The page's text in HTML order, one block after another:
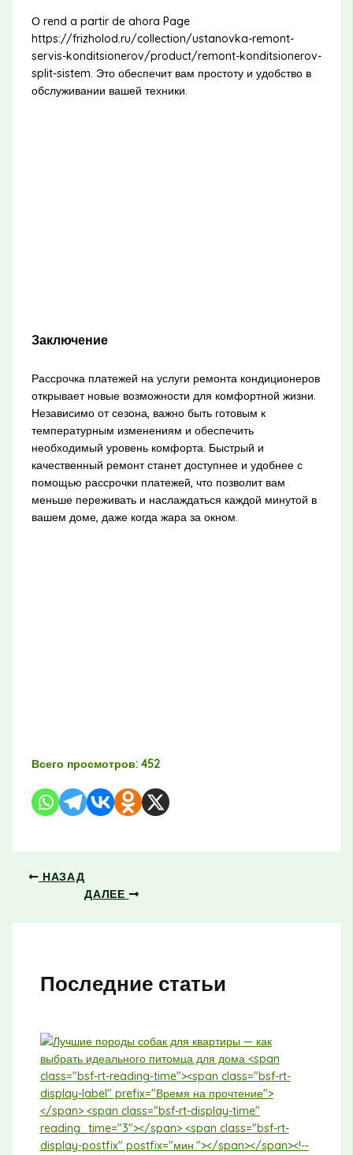
О rend a partir de ahora Page
https://frizholod.ru/collection/ustanovka-remont-
servis-konditsionerov/product/remont-konditsionerov-
split-sistem. Это обеспечит вам простоту и удобство в
обслуживании вашей техники.
Заключение
Рассрочка платежей на услуги ремонта кондиционеров
открывает новые возможности для комфортной жизни.
Независимо от сезона, важно быть готовым к
температурным изменениям и обеспечить
необходимый уровень комфорта. Быстрый и
качественный ремонт станет доступнее и удобнее с
помощью рассрочки платежей, что позволит вам
меньше переживать и наслаждаться каждой минутой в
вашем доме, даже когда жара за окном.
Всего просмотров: 452
НАЗАД
ДАЛЕЕ
Последние статьи